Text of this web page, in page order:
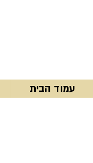
עמוד הבית